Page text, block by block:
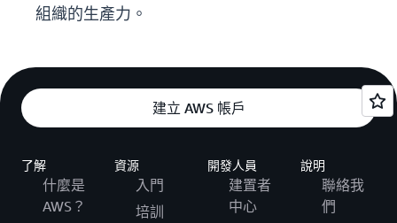
組織的生產力。
建立 AWS 帳戶
了解
什麼是
AWS？
資源
入門
培訓
開發人員
建置者
中心
說明
聯絡我
們